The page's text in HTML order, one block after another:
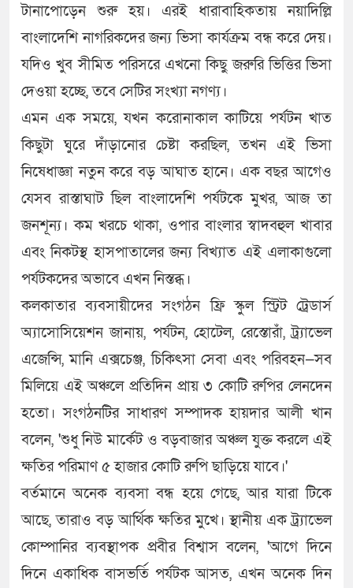
টানাপোড়েন শুরু হয়। এরই ধারাবাহিকতায় নয়াদিল্লি
বাংলাদেশি নাগরিকদের জন্য ভিসা কার্যক্রম বন্ধ করে দেয়।
যদিও খুব সীমিত পরিসরে এখনো কিছু জরুরি ভিত্তির ভিসা
দেওয়া হচ্ছে, তবে সেটির সংখ্যা নগণ্য।
এমন এক সময়ে, যখন করোনাকাল কাটিয়ে পর্যটন খাত
কিছুটা ঘুরে দাঁড়ানোর চেষ্টা করছিল, তখন এই ভিসা
নিষেধাজ্ঞা নতুন করে বড় আঘাত হানে। এক বছর আগেও
যেসব রাস্তাঘাট ছিল বাংলাদেশি পর্যটকে মুখর, আজ তা
জনশূন্য। কম খরচে থাকা, ওপার বাংলার স্বাদবহুল খাবার
এবং নিকটস্থ হাসপাতালের জন্য বিখ্যাত এই এলাকাগুলো
পর্যটকদের অভাবে এখন নিস্তব্ধ।
কলকাতার ব্যবসায়ীদের সংগঠন ফ্রি স্কুল স্ট্রিট ট্রেডার্স
অ্যাসোসিয়েশন জানায়, পর্যটন, হোটেল, রেস্তোরাঁ, ট্র্যাভেল
এজেন্সি, মানি এক্সচেঞ্জ, চিকিৎসা সেবা এবং পরিবহন—সব
মিলিয়ে এই অঞ্চলে প্রতিদিন প্রায় ৩ কোটি রুপির লেনদেন
হতো। সংগঠনটির সাধারণ সম্পাদক হায়দার আলী খান
বলেন, 'শুধু নিউ মার্কেট ও বড়বাজার অঞ্চল যুক্ত করলে এই
ক্ষতির পরিমাণ ৫ হাজার কোটি রুপি ছাড়িয়ে যাবে।'
বর্তমানে অনেক ব্যবসা বন্ধ হয়ে গেছে, আর যারা টিকে
আছে, তারাও বড় আর্থিক ক্ষতির মুখে। স্থানীয় এক ট্র্যাভেল
কোম্পানির ব্যবস্থাপক প্রবীর বিশ্বাস বলেন, 'আগে দিনে
দিনে একাধিক বাসভর্তি পর্যটক আসত, এখন অনেক দিন